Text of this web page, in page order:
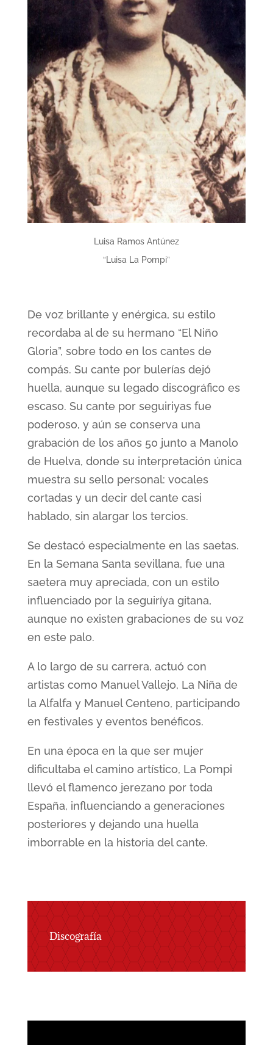
Luisa Ramos Antúnez
“Luisa La Pompi”
De voz brillante y enérgica, su estilo
recordaba al de su hermano “El Niño
Gloria”, sobre todo en los cantes de
compás. Su cante por bulerías dejó
huella, aunque su legado discográfico es
escaso. Su cante por seguiriyas fue
poderoso, y aún se conserva una
grabación de los años 50 junto a Manolo
de Huelva, donde su interpretación única
muestra su sello personal: vocales
cortadas y un decir del cante casi
hablado, sin alargar los tercios.
Se destacó especialmente en las saetas.
En la Semana Santa sevillana, fue una
saetera muy apreciada, con un estilo
influenciado por la seguiríya gitana,
aunque no existen grabaciones de su voz
en este palo.
A lo largo de su carrera, actuó con
artistas como Manuel Vallejo, La Niña de
la Alfalfa y Manuel Centeno, participando
en festivales y eventos benéficos.
En una época en la que ser mujer
dificultaba el camino artístico, La Pompi
llevó el flamenco jerezano por toda
España, influenciando a generaciones
posteriores y dejando una huella
imborrable en la historia del cante.
Discografía